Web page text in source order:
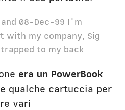
08-Dec-99 I'm
with my company, Sig
to my back
era un PowerBook
qualche cartuccia per
vari